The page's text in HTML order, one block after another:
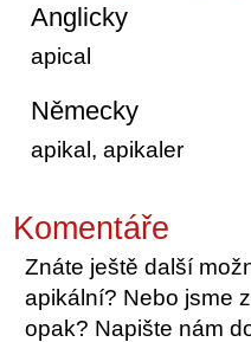
Anglicky
apical
Německy
apikal, apikaler
Komentáře
Znáte ještě další
apikální? Nebo jsme
opak? Napište nám